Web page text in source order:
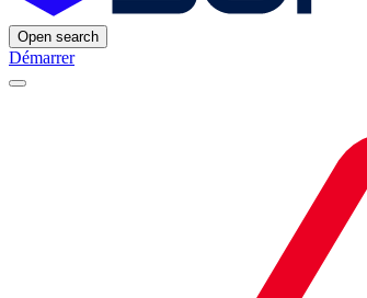
Open search
Démarrer